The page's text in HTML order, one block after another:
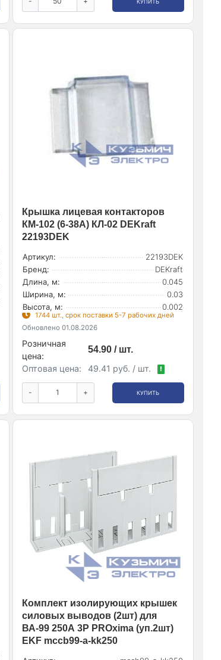
КУПИТЬ
Крышка лицевая контакторов
КМ-102 (6-38А) КЛ-02 DEKraft
22193DEK
Артикул:
22193DEK
Бренд:
DEKraft
Длина, м:
0.045
Ширина, м:
0.03
Высота, м:
0.002
1744 шт., срок поставки 5-7 рабочих дней
Обновлено 01.08.2026
Розничная
цена:
54.90 / шт.
Оптовая цена:
49.41 руб. / шт. !
- + КУПИТЬ
Комплект изолирующих крышек
силовых выводов (2шт) для
ВА-99 250А 3P PROxima (уп.2шт)
EKF mccb99-a-kk250